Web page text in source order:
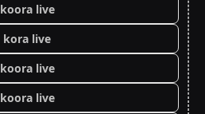
koora live
kora live
koora live
koora live